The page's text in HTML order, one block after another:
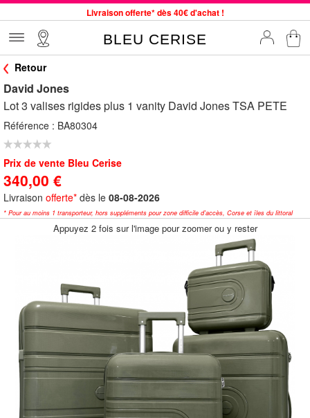
Livraison offerte* dès 40€ d'achat !
Commande avant 12h expédiée le jour même, du lundi au vendredi
Jusqu'à -75% sur le site du 29/07 au 27/08
Samsonite, Delsey, American Tourister, Little Marcel à Prix Bas
BLEU CERISE
Retour
David Jones
Lot 3 valises rigides plus 1 vanity David Jones TSA PETE
Référence : BA80304
Prix de vente Bleu Cerise
340,00 €
Livraison offerte* dès le 08-08-2026
* Pour au moins 1 transporteur, hors suppléments pour zone difficile d'accès, Corse et îles du littoral
Appuyez 2 fois sur l'image pour zoomer ou y rester